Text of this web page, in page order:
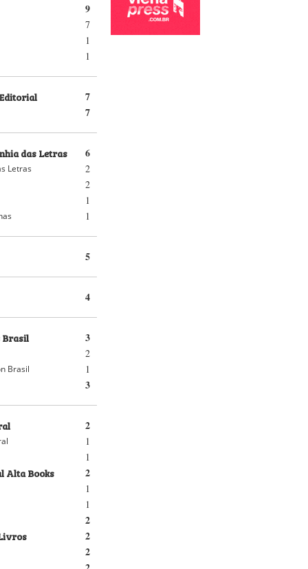
9
7
1
1
7
7
6
das Letras
2
Letras
2
1
1
5
4
3
2
1
Brasil
3
2
1
1
2
Alta Books
1
1
2
2
2